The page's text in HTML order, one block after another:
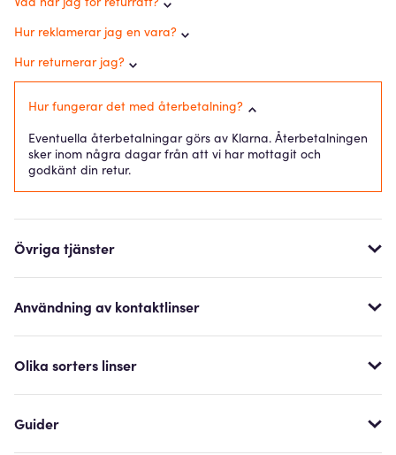
Hur reklamerar jag en vara?
Hur returnerar jag?
Hur fungerar det med återbetalning?
Eventuella återbetalningar görs av Klarna. Återbetalningen
sker inom några dagar från att vi har mottagit och
godkänt din retur.
Övriga tjänster
Användning av kontaktlinser
Olika sorters linser
Guider